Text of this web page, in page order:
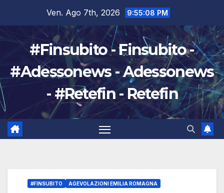
contenuto
Ven. Ago 7th, 2026 9:55:09 PM
#Finsubito - Finsubito -
#Adessonews - Adessonews
- #Retefin - Retefin
#FINSUBITO AGEVOLAZIONI EMILIA ROMAGNA